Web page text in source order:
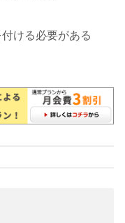
ける必要がある